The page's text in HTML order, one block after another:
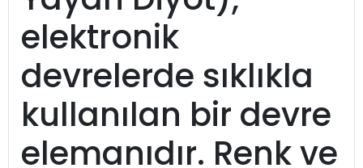
elektronik
devrelerde sıklıkla
kullanılan bir devre
elemanıdır. Renk ve